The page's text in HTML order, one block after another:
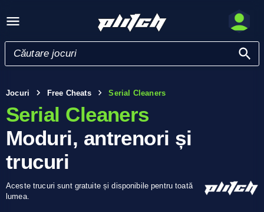
Jocuri Free Cheats Serial Cleaners
Serial Cleaners
Moduri, antrenori și
trucuri
Aceste trucuri sunt gratuite și disponibile pentru toată
lumea.